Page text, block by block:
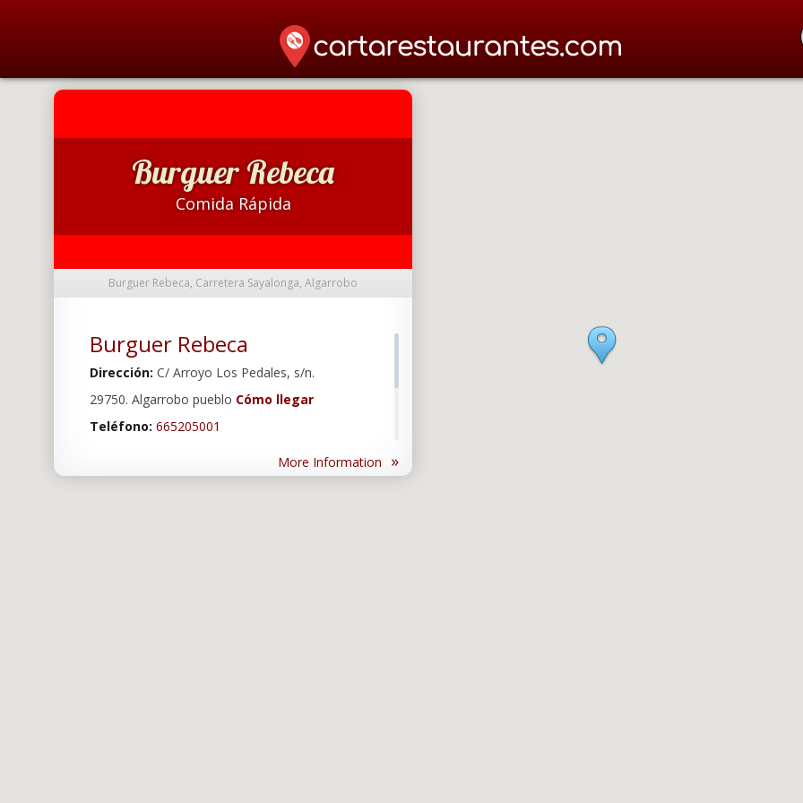
Burguer Rebeca
Comida Rápida
Burguer Rebeca, Carretera Sayalonga, Algarrobo
Burguer Rebeca
Dirección: C/ Arroyo Los Pedales, s/n.
29750. Algarrobo pueblo Cómo llegar
Teléfono: 665205001
More Information »